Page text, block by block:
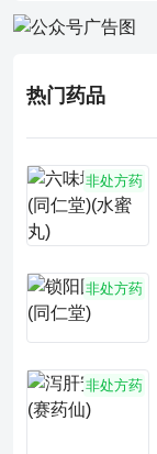
热门药品
非处方药
非处方药
非处方药